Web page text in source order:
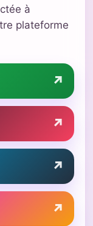
à
plateforme
↗
↗
↗
↗